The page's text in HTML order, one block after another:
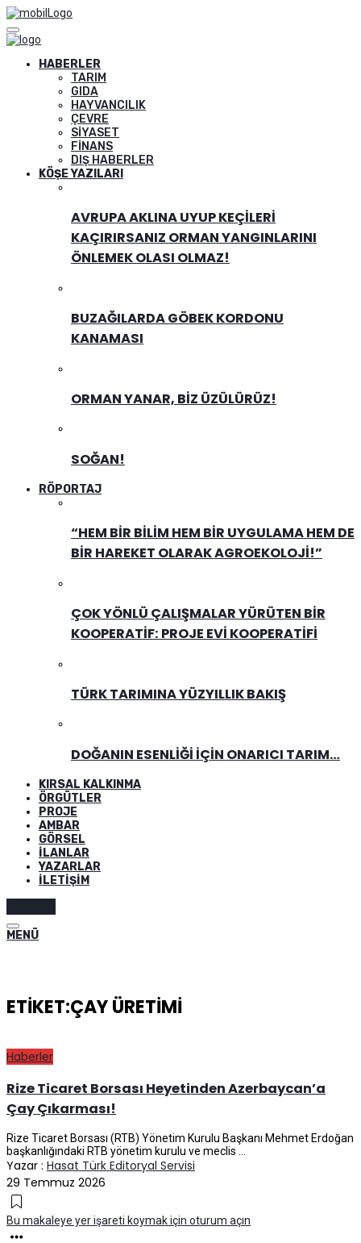
HABERLER
TARIM
GIDA
HAYVANCILIK
ÇEVRE
SIYASET
FINANS
DIŞ HABERLER
KÖŞE YAZILARI
AVRUPA AKLINA UYUP KEÇILERI
KAÇIRIRSANIZ ORMAN YANGINLARINI
ÖNLEMEK OLASI OLMAZ!
BUZAĞILARDA GÖBEK KORDONU
KANAMASI
ORMAN YANAR, BIZ ÜZÜLÜRÜZ!
SOĞAN!
RÖPORTAJ
“HEM BIR BILIM HEM BIR UYGULAMA HEM DE
BIR HAREKET OLARAK AGROEKOLOJI!”
ÇOK YÖNLÜ ÇALIŞMALAR YÜRÜTEN BIR
KOOPERATIF: PROJE EVI KOOPERATIFI
TÜRK TARIMINA YÜZYILLIK BAKIŞ
DOĞANIN ESENLIĞI İÇIN ONARICI TARIM…
KIRSAL KALKINMA
ÖRGÜTLER
PROJE
AMBAR
GÖRSEL
İLANLAR
YAZARLAR
İLETIŞIM
MENÜ
ETIKET:ÇAY ÜRETIMI
Haberler
Rize Ticaret Borsası Heyetinden Azerbaycan’a
Çay Çıkarması!
Rize Ticaret Borsası (RTB) Yönetim Kurulu Başkanı Mehmet Erdoğan
başkanlığındaki RTB yönetim kurulu ve meclis ...
Yazar : Hasat Türk Editoryal Servisi
29 Temmuz 2026
Bu makaleye yer işareti koymak için oturum açın